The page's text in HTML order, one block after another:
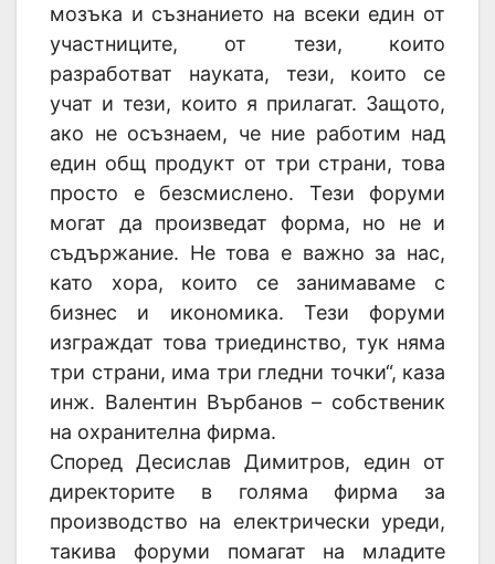
мозъка и съзнанието на всеки един от
участниците, от тези, които
разработват науката, тези, които се
учат и тези, които я прилагат. Защото,
ако не осъзнаем, че ние работим над
един общ продукт от три страни, това
просто е безсмислено. Тези форуми
могат да произведат форма, но не и
съдържание. Не това е важно за нас,
като хора, които се занимаваме с
бизнес и икономика. Тези форуми
изграждат това триединство, тук няма
три страни, има три гледни точки“, каза
инж. Валентин Върбанов – собственик
на охранителна фирма.
Според Десислав Димитров, един от
директорите в голяма фирма за
производство на електрически уреди,
такива форуми помагат на младите